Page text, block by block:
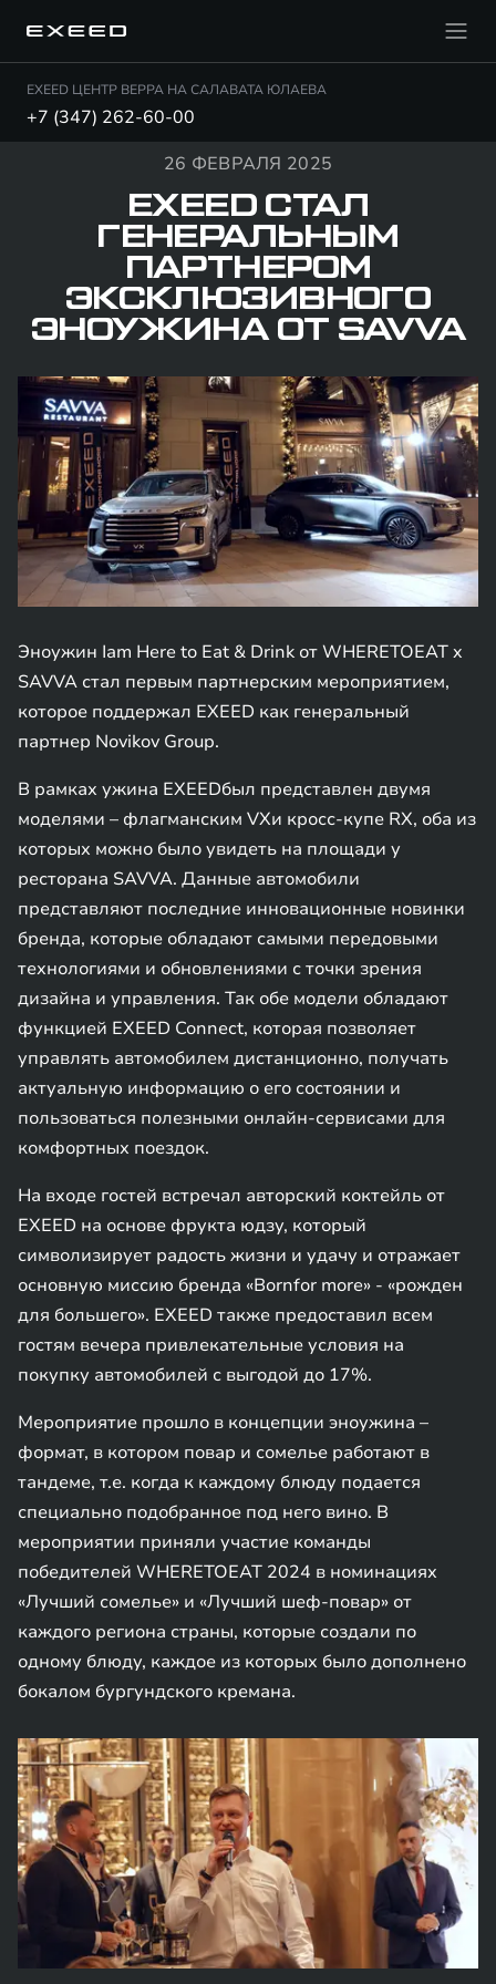
EXEED ЦЕНТР ВЕРРА НА САЛАВАТА ЮЛАЕВА
+7 (347) 262-60-00
26 ФЕВРАЛЯ 2025
EXEED СТАЛ
ГЕНЕРАЛЬНЫМ
ПАРТНЕРОМ
ЭКСКЛЮЗИВНОГО
ЭНОУЖИНА ОТ SAVVA
Эноужин Iam Here to Eat & Drink от WHERETOEAT x
SAVVA стал первым партнерским мероприятием,
которое поддержал EXEED как генеральный
партнер Novikov Group.
В рамках ужина EXEEDбыл представлен двумя
моделями – флагманским VXи кросс-купе RX, оба из
которых можно было увидеть на площади у
ресторана SAVVA. Данные автомобили
представляют последние инновационные новинки
бренда, которые обладают самыми передовыми
технологиями и обновлениями с точки зрения
дизайна и управления. Так обе модели обладают
функцией EXEED Connect, которая позволяет
управлять автомобилем дистанционно, получать
актуальную информацию о его состоянии и
пользоваться полезными онлайн-сервисами для
комфортных поездок.
На входе гостей встречал авторский коктейль от
EXEED на основе фрукта юдзу, который
символизирует радость жизни и удачу и отражает
основную миссию бренда «Bornfor more» - «рожден
для большего». EXEED также предоставил всем
гостям вечера привлекательные условия на
покупку автомобилей с выгодой до 17%.
Мероприятие прошло в концепции эноужина –
формат, в котором повар и сомелье работают в
тандеме, т.е. когда к каждому блюду подается
специально подобранное под него вино. В
мероприятии приняли участие команды
победителей WHERETOEAT 2024 в номинациях
«Лучший сомелье» и «Лучший шеф-повар» от
каждого региона страны, которые создали по
одному блюду, каждое из которых было дополнено
бокалом бургундского кремана.